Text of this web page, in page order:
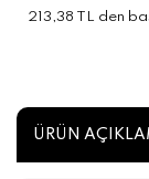
213,38 TL den
ÜRÜN